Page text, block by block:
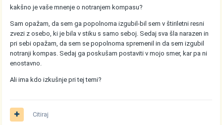
kakšno je vaše mnenje o notranjem kompasu?
Sam opažam, da sem ga popolnoma izgubil-bil sem v štiriletni resni
zvezi z osebo, ki je bila v stiku s samo seboj. Sedaj sva šla narazen in
pri sebi opažam, da sem se popolnoma spremenil in da sem izgubil
notranji kompas. Sedaj ga poskušam postaviti v mojo smer, kar pa ni
enostavno.
Ali ima kdo izkušnje pri tej temi?
Citiraj